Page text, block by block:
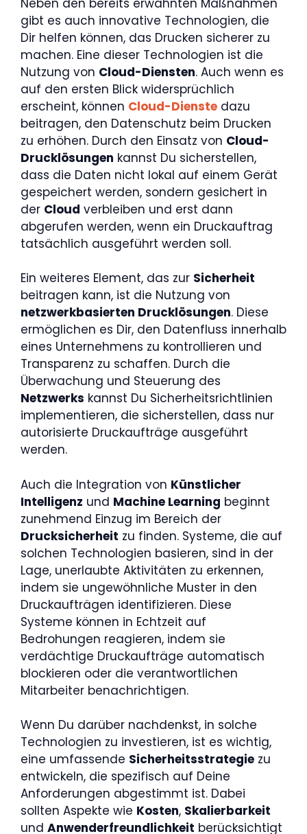
gibt es auch innovative Technologien, die
Dir helfen können, das Drucken sicherer zu
machen. Eine dieser Technologien ist die
Nutzung von Cloud-Diensten. Auch wenn es
auf den ersten Blick widersprüchlich
erscheint, können Cloud-Dienste dazu
beitragen, den Datenschutz beim Drucken
zu erhöhen. Durch den Einsatz von Cloud-
Drucklösungen kannst Du sicherstellen,
dass die Daten nicht lokal auf einem Gerät
gespeichert werden, sondern gesichert in
der Cloud verbleiben und erst dann
abgerufen werden, wenn ein Druckauftrag
tatsächlich ausgeführt werden soll.
Ein weiteres Element, das zur Sicherheit
beitragen kann, ist die Nutzung von
netzwerkbasierten Drucklösungen. Diese
ermöglichen es Dir, den Datenfluss innerhalb
eines Unternehmens zu kontrollieren und
Transparenz zu schaffen. Durch die
Überwachung und Steuerung des
Netzwerks kannst Du Sicherheitsrichtlinien
implementieren, die sicherstellen, dass nur
autorisierte Druckaufträge ausgeführt
werden.
Auch die Integration von Künstlicher
Intelligenz und Machine Learning beginnt
zunehmend Einzug im Bereich der
Drucksicherheit zu finden. Systeme, die auf
solchen Technologien basieren, sind in der
Lage, unerlaubte Aktivitäten zu erkennen,
indem sie ungewöhnliche Muster in den
Druckaufträgen identifizieren. Diese
Systeme können in Echtzeit auf
Bedrohungen reagieren, indem sie
verdächtige Druckaufträge automatisch
blockieren oder die verantwortlichen
Mitarbeiter benachrichtigen.
Wenn Du darüber nachdenkst, in solche
Technologien zu investieren, ist es wichtig,
eine umfassende Sicherheitsstrategie zu
entwickeln, die spezifisch auf Deine
Anforderungen abgestimmt ist. Dabei
sollten Aspekte wie Kosten, Skalierbarkeit
und Anwenderfreundlichkeit berücksichtigt